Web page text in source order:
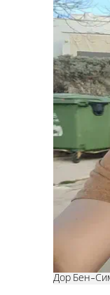
Дор Бен-